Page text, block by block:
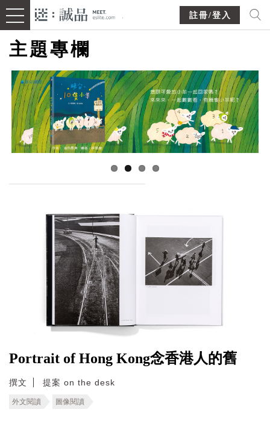
註冊/登入
主題專欄
Portrait of Hong Kong念香港人的舊
撰文 提案 on the desk
外文閱讀 圖像閱讀